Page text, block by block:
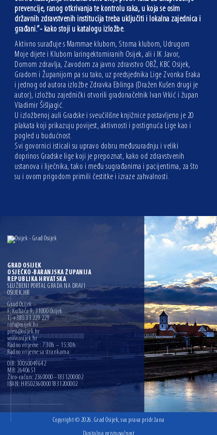
prevencije, ranog otkrivanja te kontrolu raka, u koja se osim
državnih zdravstvenih institucija treba uključiti i lokalna zajednica i
građani.”- kako stoji u katalogu izložbe.
Aktivno surađuje s Mammae klubom, Stoma klubom, Udrugom
Moje dijete i Klubom laringektomiranih Osijek, ali i IK Javor,
Domom zdravlja, Zavodom za javno zdravstvo OBŽ, KBC Osijek,
Gradom i Županijom pa su tako, uz predsjednika Lige Zvonka Eraka
i jednog od autora izložbe Zdravka Eblinga (Dražen Kušen drugi je
autor), izložbu zajednički otvorili gradonačelnik Ivan Vrkić i župan
Vladimir Šišljagić.
U izložbenoj auli Gradske i sveučilišne knjižnice postavljeno je 20
plakata koji prikazuju povijest, aktivnosti i postignuća Lige kao i
pogled u budućnost.
Svi govornici isticali su upravo dobru međusuradnju i veliki
doprinos Gradske lige koji je prepoznat, kako od zdravstvenih
ustanova i liječnika, tako i među sugrađanima i pacijentima, za što
su i ovom prigodom primili čestitke i izraze zahvalnosti.
GRAD OSIJEK
OSJEČKO-BARANJSKA ŽUPANIJA
REPUBLIKA HRVATSKA
SLUŽBENI PORTAL GRADA NA DRAVI
OSIJEK.HR
Grad Osijek
F. Kuhača 9, 31000 Osijek
T: +385 31 229 229
info@osijek.hr
press@osijek.hr
www.osijek.hr
Radno vrijeme : 7:30h – 15:30h
Radno vrijeme sa strankama
OIB: 30050049642
MB: 2640651
Žiro-račun: 2360000–1831200002
IBAN: HR5023600001831200002
Copyright © 2026. Grad Osijek, sva prava pridržana